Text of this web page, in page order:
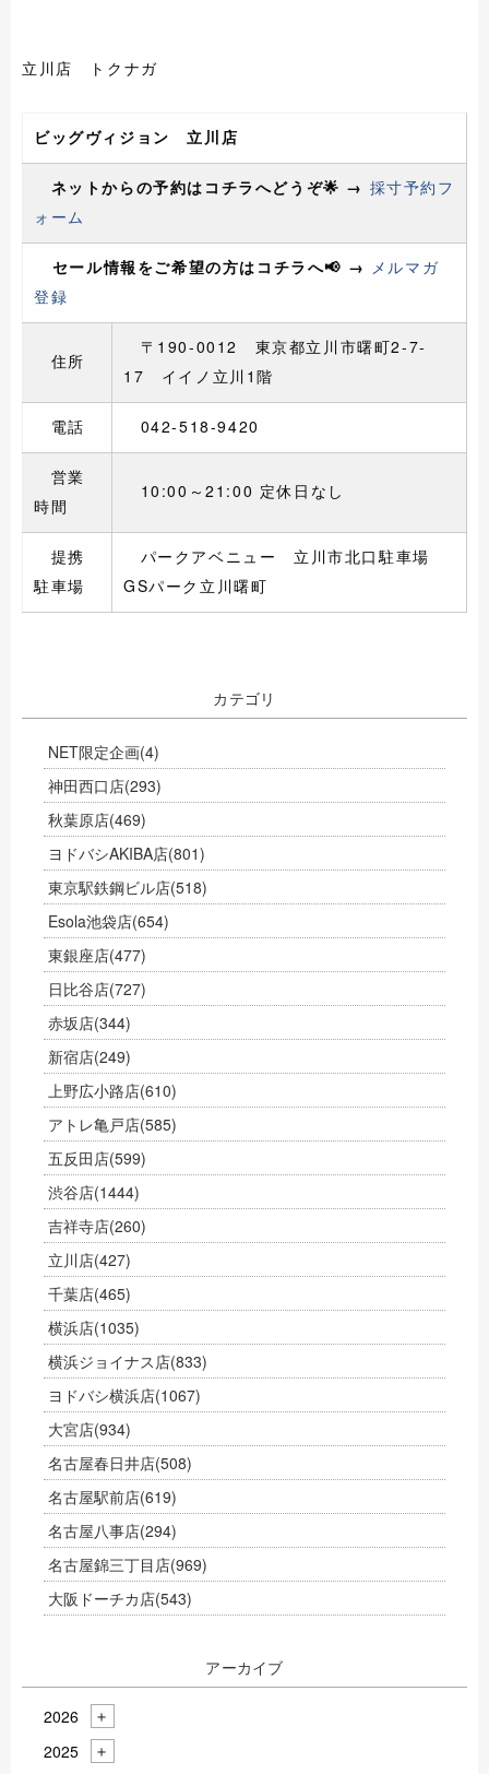
立川店 トクナガ
ビッグヴィジョン 立川店
ネットからの予約はコチラへどうぞ🌟 → 採寸予約フ
ォーム
セール情報をご希望の方はコチラへ📢 → メルマガ
登録
住所
〒190-0012 東京都立川市曙町2-7-
17 イイノ立川1階
電話 042-518-9420
営業
時間
10 :00 ～21:00 定休日なし
提携
駐車場
パークアベニュー 立川市北口駐車場
GSパーク立川曙町
カテゴリ
NET限定企画(4)
神田西口店(293)
秋葉原店(469)
ヨドバシAKIBA店(801)
東京駅鉄鋼ビル店(518)
Esola池袋店(654)
東銀座店(477)
日比谷店(727)
赤坂店(344)
新宿店(249)
上野広小路店(610)
アトレ亀戸店(585)
五反田店(599)
渋谷店(1444)
吉祥寺店(260)
立川店(427)
千葉店(465)
横浜店(1035)
横浜ジョイナス店(833)
ヨドバシ横浜店(1067)
大宮店(934)
名古屋春日井店(508)
名古屋駅前店(619)
名古屋八事店(294)
名古屋錦三丁目店(969)
大阪ドーチカ店(543)
アーカイブ
2026
2025